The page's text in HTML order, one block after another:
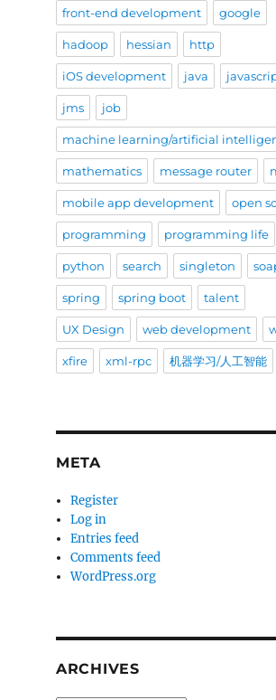
front-end development google
hadoop hessian http
iOS development java
jms job
machine learning/artificial
mathematics message router
mobile app development open
programming programming life
python search singleton
spring spring boot talent
UX Design web development
xfire xml-rpc 机器学习/人工智能
META
Register
Log in
Entries feed
Comments feed
WordPress.org
ARCHIVES